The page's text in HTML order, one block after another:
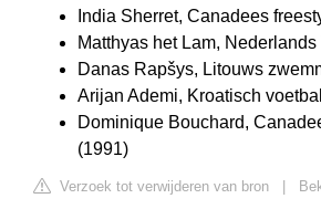
India Sherret, Canadees
Matthyas het Lam,
Danas Rapšys, Litouws
Arijan Ademi, Kroatisch
Dominique Bouchard,
(1991)
Verzoek tot verwijderen van bron